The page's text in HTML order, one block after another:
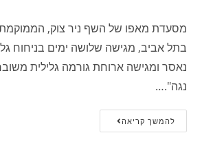
מסעדת מאפו של השף ניר צוק, הממוקמת
בתל אביב, מגישה שלושה ימים בניחוח
נאסר ומגישה ארוחת גורמה גלילית
נגה".…
להמשך קריאה